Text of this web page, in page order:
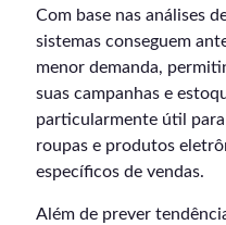
Com base nas análises
sistemas conseguem
menor demanda,
suas campanhas e
particularmente útil
roupas e produtos
específicos de vendas.
Além de prever